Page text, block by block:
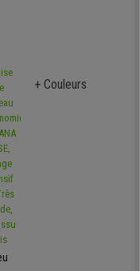
+ Couleurs